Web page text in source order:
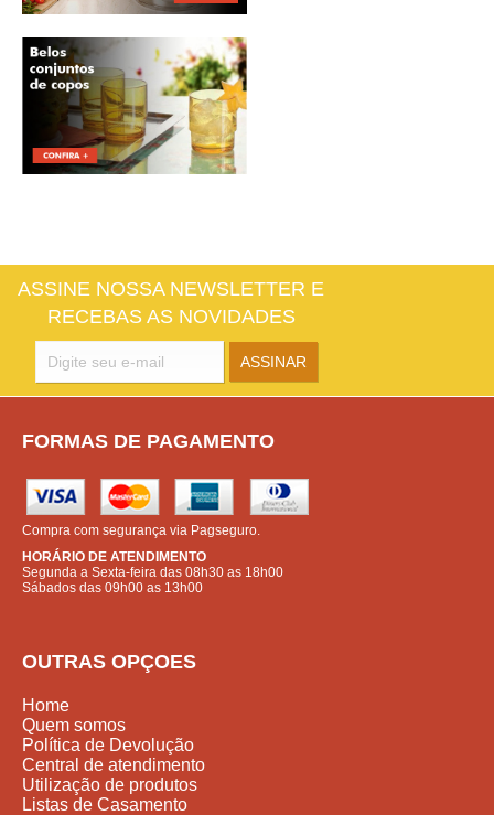
ASSINE NOSSA NEWSLETTER E
RECEBAS AS NOVIDADES
FORMAS DE PAGAMENTO
Compra com segurança via Pagseguro.
HORÁRIO DE ATENDIMENTO
Segunda a Sexta-feira das 08h30 as 18h00
Sábados das 09h00 as 13h00
OUTRAS OPÇOES
Home
Quem somos
Política de Devolução
Central de atendimento
Utilização de produtos
Listas de Casamento